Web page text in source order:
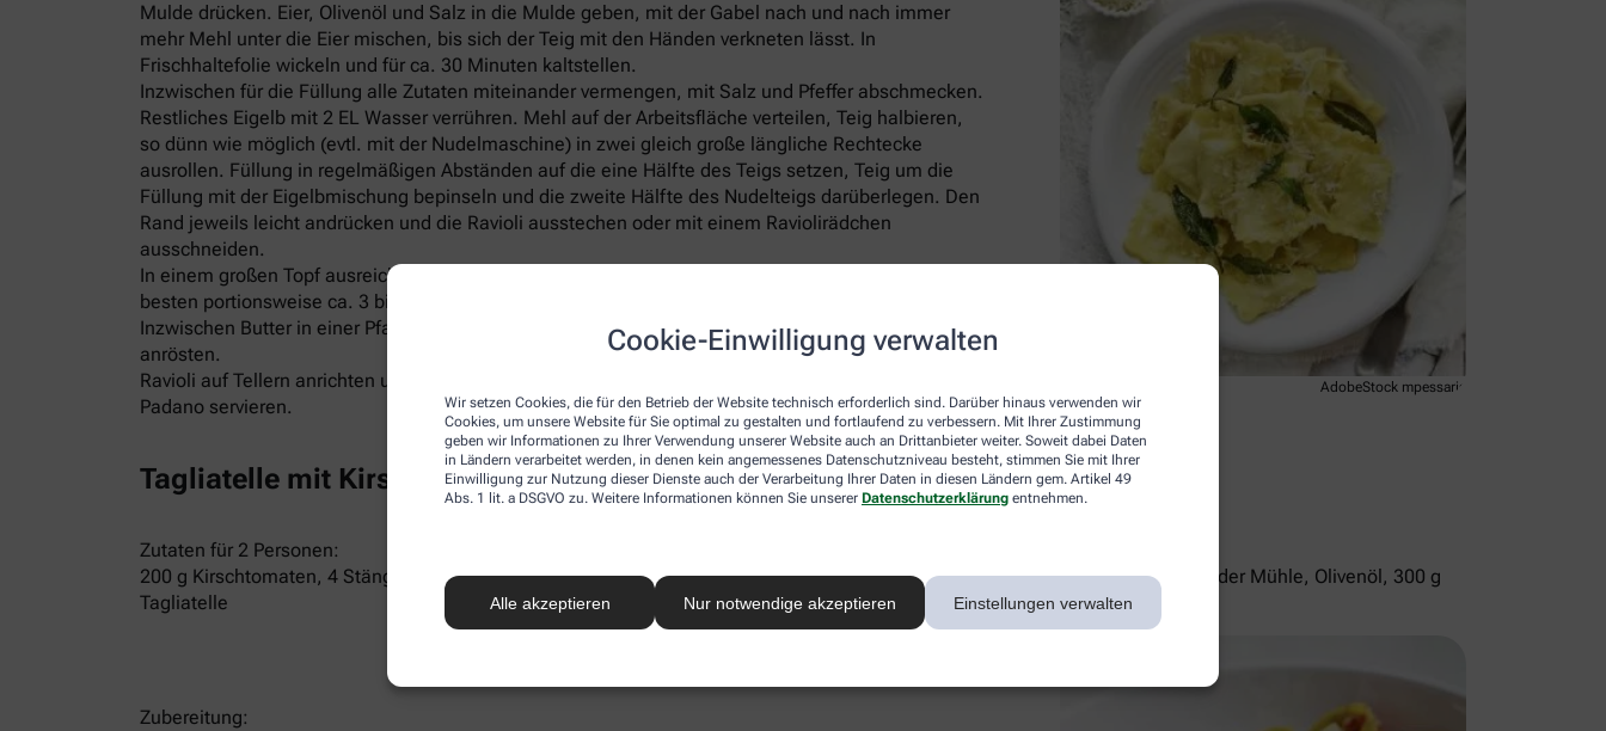
Cookie-Einwilligung verwalten
Wir setzen Cookies, die für den Betrieb der Website technisch erforderlich sind. Darüber hinaus verwenden wir
Cookies, um unsere Website für Sie optimal zu gestalten und fortlaufend zu verbessern. Mit Ihrer Zustimmung
geben wir Informationen zu Ihrer Verwendung unserer Website auch an Drittanbieter weiter. Soweit dabei Daten
in Ländern verarbeitet werden, in denen kein angemessenes Datenschutzniveau besteht, stimmen Sie mit Ihrer
Einwilligung zur Nutzung dieser Dienste auch der Verarbeitung Ihrer Daten in diesen Ländern gem. Artikel 49
Abs. 1 lit. a DSGVO zu. Weitere Informationen können Sie unserer Datenschutzerklärung entnehmen.
Alle akzeptieren Nur notwendige akzeptieren Einstellungen verwalten
Mulde drücken. Eier, Olivenöl und Salz in die Mulde geben, mit der Gabel nach und nach immer
mehr Mehl unter die Eier mischen, bis sich der Teig mit den Händen verkneten lässt. In
Frischhaltefolie wickeln und für ca. 30 Minuten kaltstellen.
Inzwischen für die Füllung alle Zutaten miteinander vermengen, mit Salz und Pfeffer abschmecken.
Restliches Eigelb mit 2 EL Wasser verrühren. Mehl auf der Arbeitsfläche verteilen, Teig halbieren,
so dünn wie möglich (evtl. mit der Nudelmaschine) in zwei gleich große längliche Rechtecke
ausrollen. Füllung in regelmäßigen Abständen auf die eine Hälfte des Teigs setzen, Teig um die
Füllung mit der Eigelbmischung bepinseln und die zweite Hälfte des Nudelteigs darüberlegen. Den
Rand jeweils leicht andrücken und die Ravioli ausstechen oder mit einem Raviolirädchen
ausschneiden.
In einem großen Topf ausreichend Wasser zum Kochen bringen, Salz zugeben und die Ravioli am
besten portionsweise ca. 3 bis 4 Minuten ziehen lassen.
Inzwischen Butter in einer Pfanne schmelzen, Öl zugeben und erhitzen, Salbeiblätter darin
anrösten.
Ravioli auf Tellern anrichten und mit der Salbeibutter beträufeln. Mit viel grob geriebenem Grana
Padano servieren.
AdobeStock mpessaris
Tagliatelle mit Kirschtomaten
Zutaten für 2 Personen:
200 g Kirschtomaten, 4 Stängel Petersilie, 2 Stängel Oregano, 4 Stängel Basilikum, 1 Knoblauchzehe, Salz, weißer Pfeffer aus der Mühle, Olivenöl, 300 g
Tagliatelle
Zubereitung: